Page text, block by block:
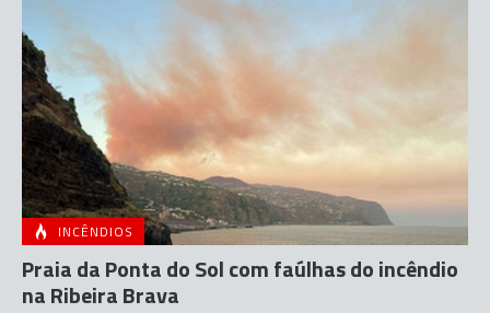
INCÊNDIOS
Praia da Ponta do Sol com faúlhas do incêndio
na Ribeira Brava